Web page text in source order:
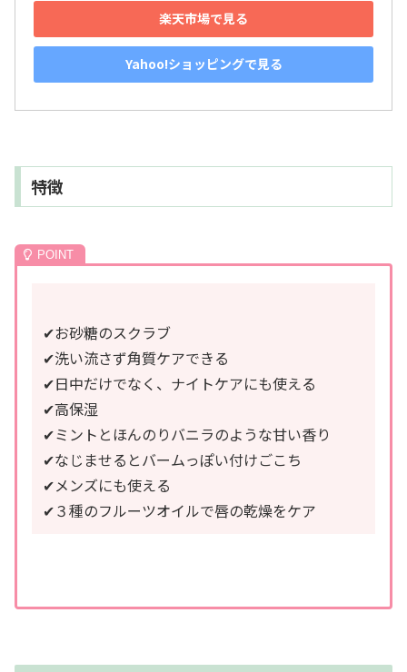
楽天市場で見る
Yahoo!ショッピングで見る
特徴
✔︎お砂糖のスクラブ
✔︎洗い流さず角質ケアできる
✔︎日中だけでなく、ナイトケアにも使える
✔︎高保湿
✔︎ミントとほんのりバニラのような甘い香り
✔︎なじませるとバームっぽい付けごこち
✔︎メンズにも使える
✔︎３種のフルーツオイルで唇の乾燥をケア